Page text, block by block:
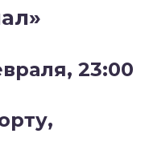
23:00